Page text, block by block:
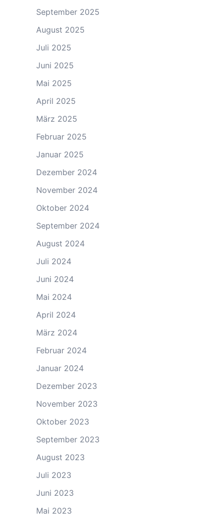
September 2025
August 2025
Juli 2025
Juni 2025
Mai 2025
April 2025
März 2025
Februar 2025
Januar 2025
Dezember 2024
November 2024
Oktober 2024
September 2024
August 2024
Juli 2024
Juni 2024
Mai 2024
April 2024
März 2024
Februar 2024
Januar 2024
Dezember 2023
November 2023
Oktober 2023
September 2023
August 2023
Juli 2023
Juni 2023
Mai 2023